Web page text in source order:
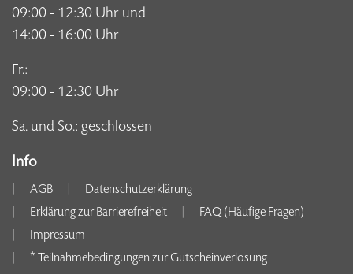
09:00 - 12:30 Uhr und
14:00 - 16:00 Uhr
Fr.:
09:00 - 12:30 Uhr
Sa. und So.: geschlossen
Info
AGB
Datenschutzerklärung
Erklärung zur Barrierefreiheit
FAQ (Häufige Fragen)
Impressum
* Teilnahmebedingungen zur Gutscheinverlosung